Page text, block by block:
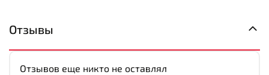
Отзывы
Отзывов еще никто не оставлял